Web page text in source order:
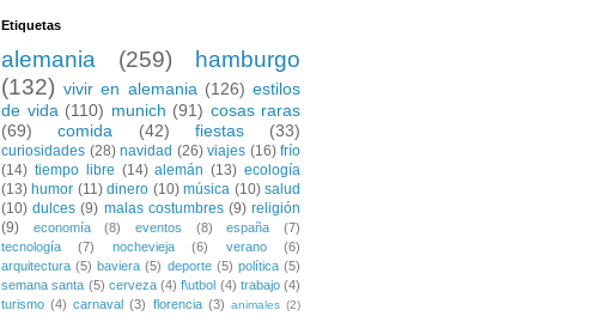
Etiquetas
alemania (259)
hamburgo
(132) vivir en alemania (126) estilos
de vida (110) munich (91) cosas raras
(69)
comida (42) fiestas (33)
curiosidades (28) navidad (26) viajes (16) frío
(14) tiempo libre (14) alemán (13) ecología
(13) humor (11) dinero (10) música (10) salud
(10) dulces (9) malas costumbres (9) religión
(9)
economía (8) eventos (8) españa
(7)
tecnología
(7) nochevieja (6) verano
(6)
arquitectura (5) baviera (5) deporte (5) política (5)
semana santa (5) cerveza (4) f\utbol (4) trabajo (4)
turismo (4) carnaval (3) florencia (3) animales (2)